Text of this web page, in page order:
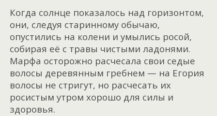
Когда солнце показалось над горизонтом,
они, следуя старинному обычаю,
опустились на колени и умылись росой,
собирая её с травы чистыми ладонями.
Марфа осторожно расчесала свои седые
волосы деревянным гребнем — на Егория
волосы не стригут, но расчесать их
росистым утром хорошо для силы и
здоровья.